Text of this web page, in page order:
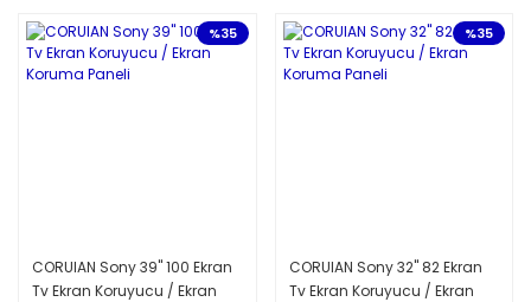
%35
CORUIAN Sony 39'' 100 Ekran
Tv Ekran Koruyucu / Ekran
%35
CORUIAN Sony 32'' 82 Ekran
Tv Ekran Koruyucu / Ekran